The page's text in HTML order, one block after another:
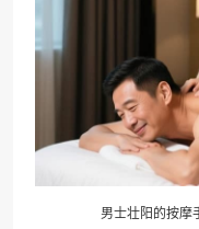
男士壮阳的按摩